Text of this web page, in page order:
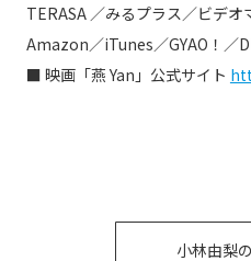
TERASA ／みるプラス／ビデ
Amazon／iTunes／GYAO！／
■ 映画「燕 Yan」公式サイト
小林由梨